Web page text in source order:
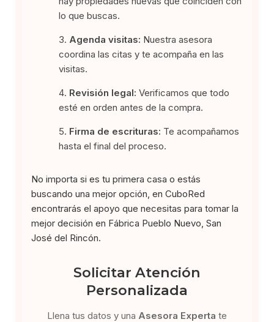
lo que buscas.
Agenda visitas: Nuestra asesora
coordina las citas y te acompaña en las
visitas.
Revisión legal: Verificamos que todo
esté en orden antes de la compra.
Firma de escrituras: Te acompañamos
hasta el final del proceso.
No importa si es tu primera casa o estás
buscando una mejor opción, en CuboRed
encontrarás el apoyo que necesitas para tomar la
mejor decisión en Fábrica Pueblo Nuevo, San
José del Rincón.
Solicitar Atención
Personalizada
Llena tus datos y una Asesora Experta te